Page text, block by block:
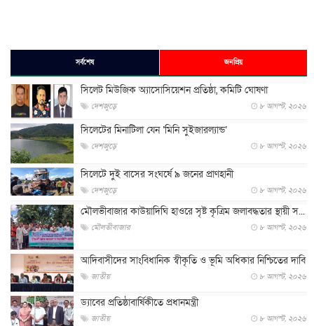
সর্বশেষ জনপ্রিয়
সিলেট মিউজিক অ্যাসোসিয়েশন প্রতিষ্ঠা, কমিটি ঘোষণা
দেশজুড়ে ৮ আগস্ট, ২০২৬
সিলেটের মিনাটিলা যেন ‘মিনি সুইজারল্যান্ড’
দেশজুড়ে ৮ আগস্ট, ২০২৬
সিলেটে দুই বাসের সংঘর্ষে ৯ জনের প্রাণহানী
দেশজুড়ে ৮ আগস্ট, ২০২৬
মৌলভীবাজার কাউয়াদিঘি হাওরে সৃষ্ট কৃত্রিম জলাবদ্ধতার স্থায়ী স...
মৌলভীবাজার ৮ আগস্ট, ২০২৬
আদিবাসীদের সাংবিধানিক স্বীকৃতি ও ভূমি অধিকার নিশ্চিতের দাবি
জাতীয় ৮ আগস্ট, ২০২৬
ড্যাবের প্রতিষ্ঠাবার্ষিকীতে প্রধানমন্ত্রী
জাতীয় ৮ আগস্ট, ২০২৬